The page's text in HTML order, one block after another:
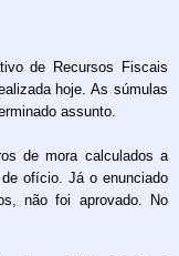
de Recursos Fiscais
hoje. As súmulas
assunto.
de mora calculados a
ofício. Já o enunciado
não foi aprovado. No